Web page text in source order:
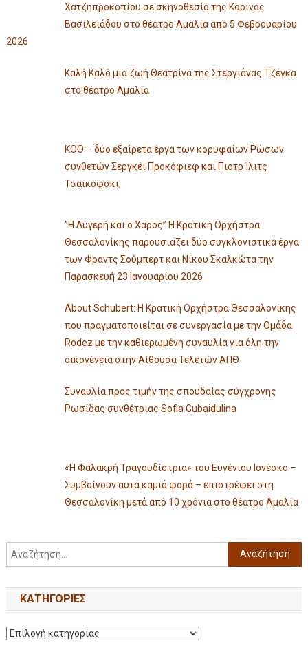
Χατζηπροκοπίου σε σκηνοθεσία της Κορίνας
Βασιλειάδου στο θέατρο Αμαλία από 5 Φεβρουαρίου
2026
Καλή Καλό μια ζωή Θεατρίνα της Στεργιάνας Τζέγκα
στο θέατρο Αμαλία
ΚΟΘ – δύο εξαίρετα έργα των κορυφαίων Ρώσων
συνθετών Σεργκέι Προκόφιεφ και Πιοτρ Ίλιτς
Τσαϊκόφσκι,
”Η Λυγερή και ο Χάρος” Η Κρατική Ορχήστρα
Θεσσαλονίκης παρουσιάζει δύο συγκλονιστικά έργα
των Φραντς Σούμπερτ και Νίκου Σκαλκώτα την
Παρασκευή 23 Ιανουαρίου 2026
About Schubert: Η Κρατική Ορχήστρα Θεσσαλονίκης
που πραγματοποιείται σε συνεργασία με την Ομάδα
Rodez με την καθιερωμένη συναυλία για όλη την
οικογένεια στην Αίθουσα Τελετών ΑΠΘ
Συναυλία προς τιμήν της σπουδαίας σύγχρονης
Ρωσίδας συνθέτριας Sofia Gubaidulina
«Η Φαλακρή Τραγουδίστρια» του Ευγένιου Ιονέσκο –
Συμβαίνουν αυτά καμιά φορά – επιστρέφει στη
Θεσσαλονίκη μετά από 10 χρόνια στο θέατρο Αμαλία
KΑΤΗΓΟΡΊΕΣ